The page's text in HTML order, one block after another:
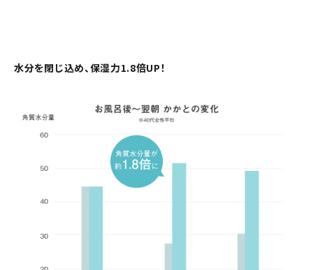
水分を閉じ込め、保湿力1.8倍UP！